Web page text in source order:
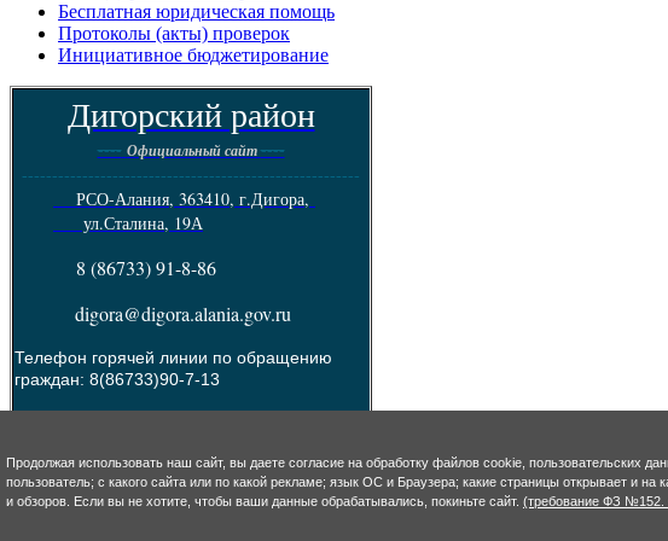
Бесплатная юридическая помощь
Протоколы (акты) проверок
Инициативное бюджетирование
Дигорский район
---- Официальный сайт----
--------------------------------------------------------
РСО-Алания, 363410, г.Дигора,
ул.Сталина, 19А
8 (86733) 91-8-86
digora@digora.alania.gov.ru
Телефон горячей линии по обращению
граждан: 8(86733)90-7-13
--------------------------------------------------------
Продолжая использовать наш сайт, вы даете согласие на обработку файлов cookie, пользовательских
пользователь; с какого сайта или по какой рекламе; язык ОС и Браузера; какие страницы открывает и
и обзоров. Если вы не хотите, чтобы ваши данные обрабатывались, покиньте сайт. (требование ФЗ №152.